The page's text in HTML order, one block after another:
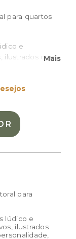
para quartos
e
ilustrados com
mais fofos
criar
R$ 25,00 /
R$ 32,00 /
Mais
para
lúdico e
ilustrados